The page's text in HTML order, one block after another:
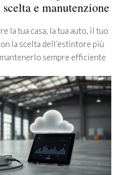
e manutenzione
la tua casa, la tua auto, il tuo
la scelta dell’estintore più
sempre efficiente